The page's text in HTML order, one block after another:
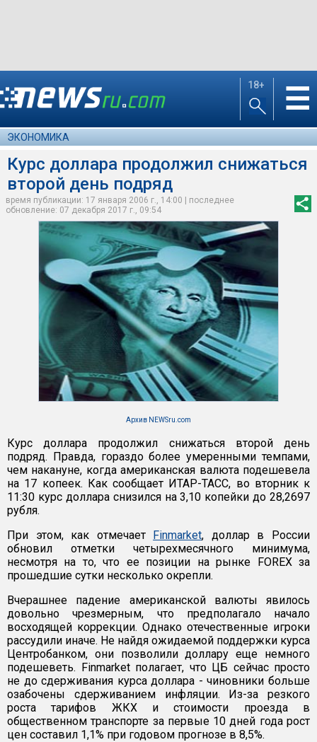
18+ ☰
ЭКОНОМИКА
Курс доллара продолжил снижаться
второй день подряд
время публикации: 17 января 2006 г., 14:00 | последнее
обновление: 07 декабря 2017 г., 09:54
Архив NEWSru.com
Курс доллара продолжил снижаться второй день
подряд. Правда, гораздо более умеренными темпами,
чем накануне, когда американская валюта подешевела
на 17 копеек. Как сообщает ИТАР-ТАСС, во вторник к
11:30 курс доллара снизился на 3,10 копейки до 28,2697
рубля.
При этом, как отмечает Finmarket, доллар в России
обновил отметки четырехмесячного минимума,
несмотря на то, что ее позиции на рынке FOREX за
прошедшие сутки несколько окрепли.
Вчерашнее падение американской валюты явилось
довольно чрезмерным, что предполагало начало
восходящей коррекции. Однако отечественные игроки
рассудили иначе. Не найдя ожидаемой поддержки курса
Центробанком, они позволили доллару еще немного
подешеветь. Finmarket полагает, что ЦБ сейчас просто
не до сдерживания курса доллара - чиновники больше
озабочены сдерживанием инфляции. Из-за резкого
роста тарифов ЖКХ и стоимости проезда в
общественном транспорте за первые 10 дней года рост
цен составил 1,1% при годовом прогнозе в 8,5%.